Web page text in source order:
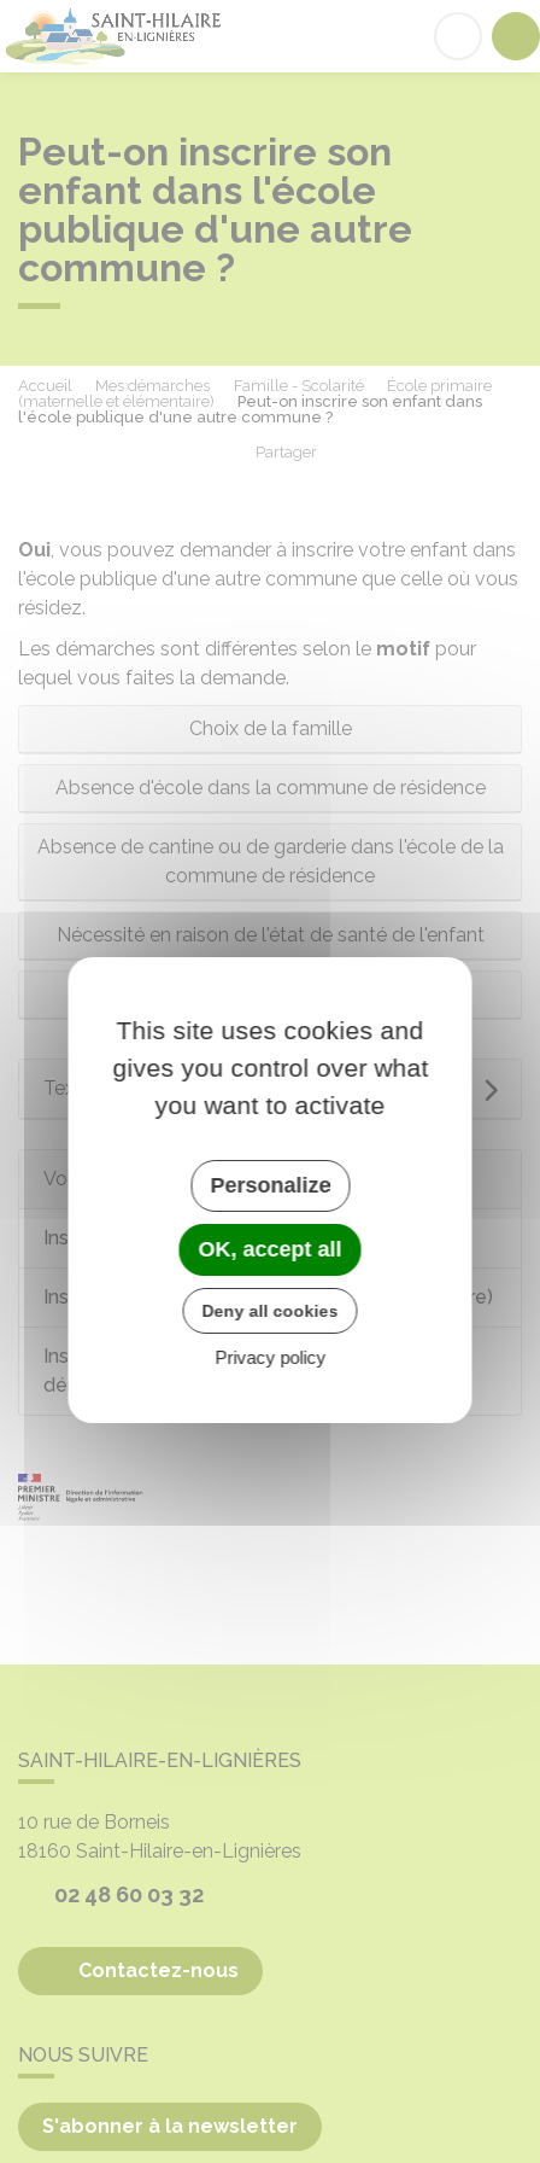
Saint-Hilaire-en-Lignières
Peut-on inscrire son
enfant dans l'école
publique d'une autre
commune ?
Accueil Mes démarches Famille - Scolarité
École primaire
(maternelle et élémentaire)
Peut-on inscrire son enfant dans
l'école publique d'une autre commune ?
Partager
Oui, vous pouvez demander à inscrire votre enfant dans
l'école publique d'une autre commune que celle où vous
résidez.
Les démarches sont différentes selon le motif pour
lequel vous faites la demande.
Choix de la famille
Absence d'école dans la commune de résidence
Absence de cantine ou de garderie dans l'école de la
commune de résidence
Nécessité en raison de l'état de santé de l'enfant
Textes de référence
Voir aussi
Inscription à l'école maternelle
Inscrire son enfant à l'école primaire (élémentaire)
Inscription à l'école d'un enfant après un
déménagement
SAINT-HILAIRE-EN-LIGNIÈRES
10 rue de Borneis
18160 Saint-Hilaire-en-Lignières
02 48 60 03 32
Contactez-nous
NOUS SUIVRE
S'abonner à la newsletter
This site uses cookies and
gives you control over what
you want to activate
Personalize
OK, accept all
Deny all cookies
Privacy policy